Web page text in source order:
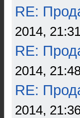
RE:
2014,
RE:
2014,
RE:
2014,